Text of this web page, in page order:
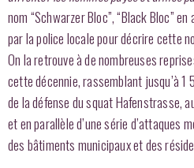
nom “Schwarzer Bloc”, “Black Bloc”
par la police locale pour décrire cette
On la retrouve à de nombreuses
cette décennie, rassemblant jusqu’à
de la défense du squat Hafenstrasse,
et en parallèle d’une série d’attaques
des bâtiments municipaux et des